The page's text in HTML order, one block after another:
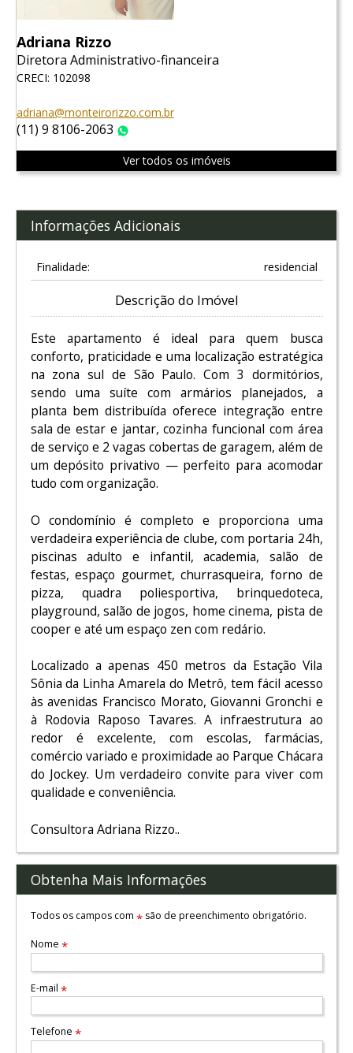
Adriana Rizzo
Diretora Administrativo-financeira
CRECI: 102098
adriana@monteirorizzo.com.br
(11) 9 8106-2063
Ver todos os imóveis
Informações Adicionais
Finalidade: residencial
Descrição do Imóvel
Este apartamento é ideal para quem busca
conforto, praticidade e uma localização estratégica
na zona sul de São Paulo. Com 3 dormitórios,
sendo uma suíte com armários planejados, a
planta bem distribuída oferece integração entre
sala de estar e jantar, cozinha funcional com área
de serviço e 2 vagas cobertas de garagem, além de
um depósito privativo — perfeito para acomodar
tudo com organização.
O condomínio é completo e proporciona uma
verdadeira experiência de clube, com portaria 24h,
piscinas adulto e infantil, academia, salão de
festas, espaço gourmet, churrasqueira, forno de
pizza, quadra poliesportiva, brinquedoteca,
playground, salão de jogos, home cinema, pista de
cooper e até um espaço zen com redário.
Localizado a apenas 450 metros da Estação Vila
Sônia da Linha Amarela do Metrô, tem fácil acesso
às avenidas Francisco Morato, Giovanni Gronchi e
à Rodovia Raposo Tavares. A infraestrutura ao
redor é excelente, com escolas, farmácias,
comércio variado e proximidade ao Parque Chácara
do Jockey. Um verdadeiro convite para viver com
qualidade e conveniência.
Consultora Adriana Rizzo..
Obtenha Mais Informações
Todos os campos com *são de preenchimento obrigatório.
Nome *
E-mail *
Telefone *